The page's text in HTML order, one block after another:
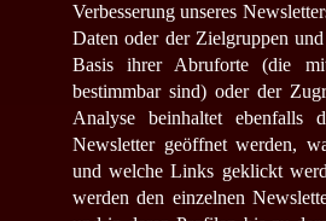
Verbesserung unseres
Daten oder der Zielgruppen
Basis ihrer Abruforte (die
bestimmbar sind) oder der
Analyse beinhaltet ebenfalls
Newsletter geöffnet werden,
und welche Links geklickt
werden den einzelnen